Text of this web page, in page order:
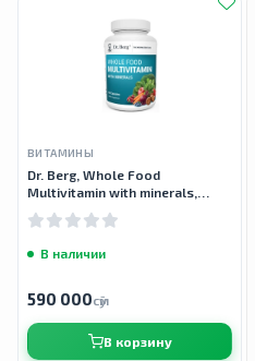
ВИТАМИНЫ
Dr. Berg, Whole Food
Multivitamin with minerals,
минералами, 60 капсул
В наличии
590 000сӯм
В корзину